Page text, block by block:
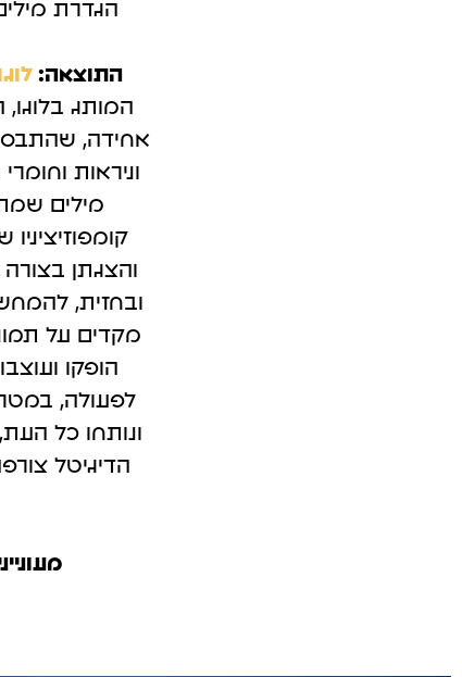
הגדרת
התוצאה:
המותג
אחידה,
וניראות
מילים
והצגתן
ובחזית,
מקדים על
הופקו
לפעולה,
ונותחו כל
הדיגיטל